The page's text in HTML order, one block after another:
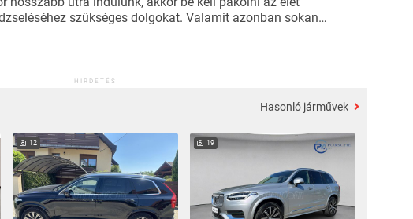
szükséges dolgokat. Valamit azonban sokan…
HIRDETÉS
Hasonló járművek
12 19